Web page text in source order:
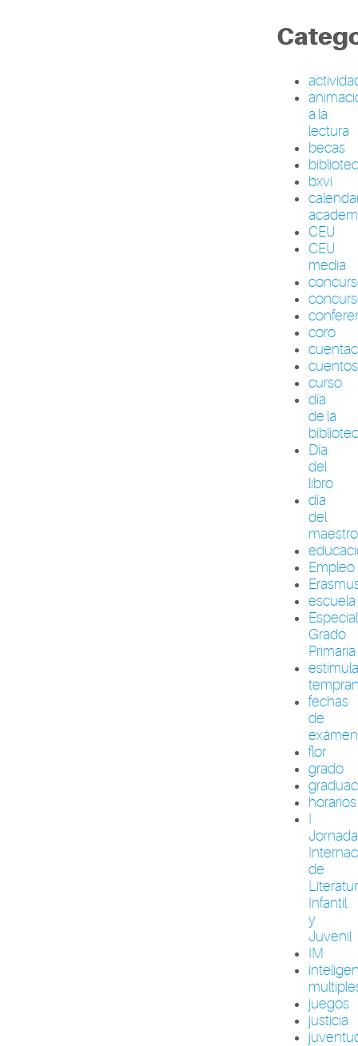
a la
lectura
becas
bxvi
CEU
CEU
media
coro
cuentos
curso
día
de la
Día
del
libro
día
del
maestro
Empleo
escuela
Grado
Primaria
fechas
de
flor
grado
horarios
I
de
Infantil
y
Juvenil
IM
juegos
justicia